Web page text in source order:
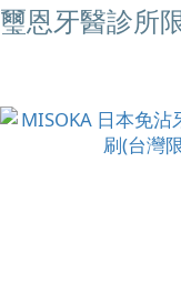
璽恩牙醫診所